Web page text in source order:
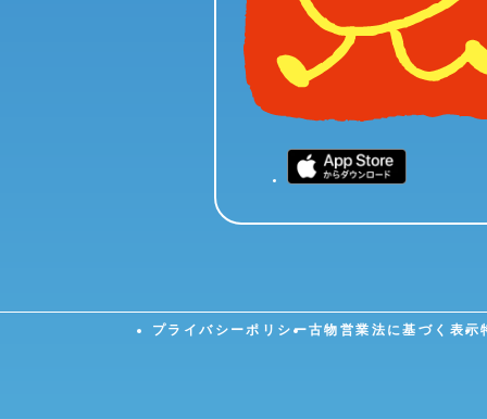
プライバシーポリシー古物営業法に基づく表示